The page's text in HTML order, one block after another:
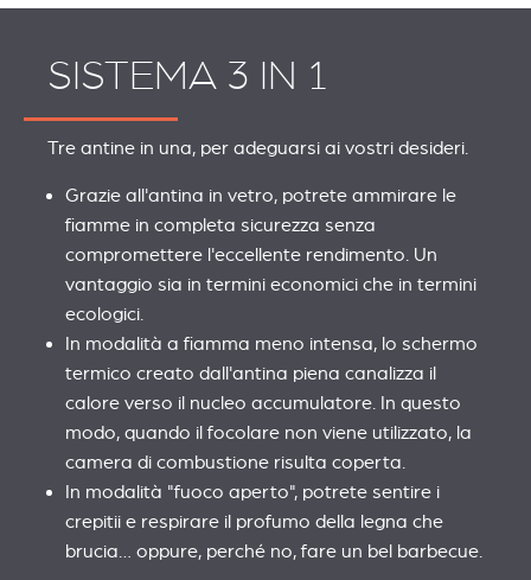
SISTEMA 3 IN 1
Tre antine in una, per adeguarsi ai vostri desideri.
Grazie all'antina in vetro, potrete ammirare le
fiamme in completa sicurezza senza
compromettere l'eccellente rendimento. Un
vantaggio sia in termini economici che in termini
ecologici.
In modalità a fiamma meno intensa, lo schermo
termico creato dall'antina piena canalizza il
calore verso il nucleo accumulatore. In questo
modo, quando il focolare non viene utilizzato, la
camera di combustione risulta coperta.
In modalità "fuoco aperto", potrete sentire i
crepitii e respirare il profumo della legna che
brucia… oppure, perché no, fare un bel barbecue.